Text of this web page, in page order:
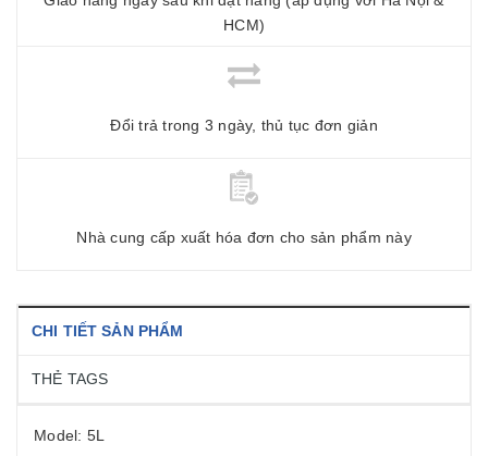
HCM)
Đổi trả trong 3 ngày, thủ tục đơn giản
Nhà cung cấp xuất hóa đơn cho sản phẩm này
CHI TIẾT SẢN PHẨM
THẺ TAGS
Model: 5L